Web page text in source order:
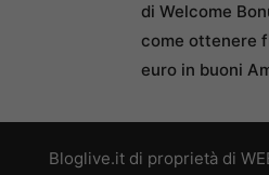
di Welcome
come ottenere
euro in buoni
Bloglive.it di proprietà di